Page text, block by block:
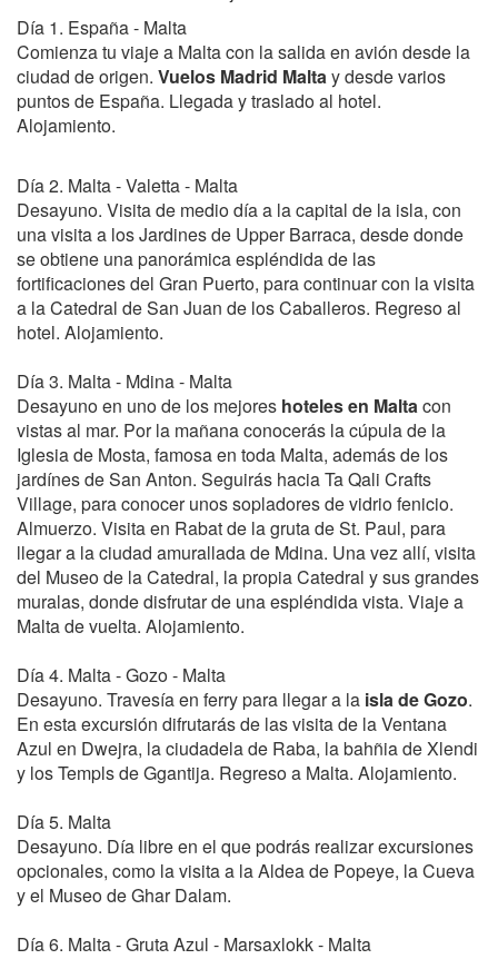
Día 1. España - Malta
Comienza tu viaje a Malta con la salida en avión desde la
ciudad de origen. Vuelos Madrid Maltay desde varios
puntos de España. Llegada y traslado al hotel.
Alojamiento.
Día 2. Malta - Valetta - Malta
Desayuno. Visita de medio día a la capital de la isla, con
una visita a los Jardines de Upper Barraca, desde donde
se obtiene una panorámica espléndida de las
fortificaciones del Gran Puerto, para continuar con la visita
a la Catedral de San Juan de los Caballeros. Regreso al
hotel. Alojamiento.
Día 3. Malta - Mdina - Malta
Desayuno en uno de los mejores hoteles en Maltacon
vistas al mar. Por la mañana conocerás la cúpula de la
Iglesia de Mosta, famosa en toda Malta, además de los
jardínes de San Anton. Seguirás hacia Ta Qali Crafts
Village, para conocer unos sopladores de vidrio fenicio.
Almuerzo. Visita en Rabat de la gruta de St. Paul, para
llegar a la ciudad amurallada de Mdina. Una vez allí, visita
del Museo de la Catedral, la propia Catedral y sus grandes
muralas, donde disfrutar de una espléndida vista. Viaje a
Malta de vuelta. Alojamiento.
Día 4. Malta - Gozo - Malta
Desayuno. Travesía en ferry para llegar a la isla de Gozo.
En esta excursión difrutarás de las visita de la Ventana
Azul en Dwejra, la ciudadela de Raba, la bahñia de Xlendi
y los Templs de Ggantija. Regreso a Malta. Alojamiento.
Día 5. Malta
Desayuno. Día libre en el que podrás realizar excursiones
opcionales, como la visita a la Aldea de Popeye, la Cueva
y el Museo de Ghar Dalam.
Día 6. Malta - Gruta Azul - Marsaxlokk - Malta